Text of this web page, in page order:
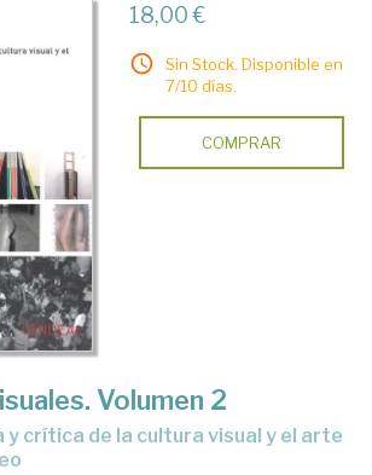
18,00 €
Sin Stock. Disponible en
7/10 días.
COMPRAR
Volumen 2